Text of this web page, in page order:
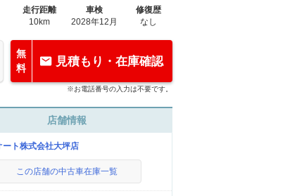
走行距離
10km
車検
2028年12月
修復歴
なし
無
料
見積もり・在庫確認
※お電話番号の入力は不要です。
店舗情報
ート株式会社大坪店
この店舗の中古車在庫一覧